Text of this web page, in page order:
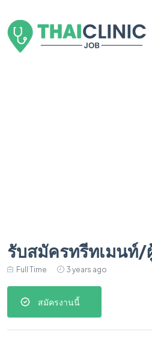
รับสมัครทรีทเมนท์
Full Time 3 years ago
สมัครงานนี้